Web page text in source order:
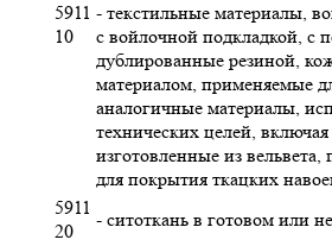
5911
10
- текстильные материалы,
с войлочной подкладкой, с
дублированные резиной,
материалом, применяемые
аналогичные материалы,
технических целей,
изготовленные из
для покрытия ткацких
5911
20
- ситоткань в готовом или